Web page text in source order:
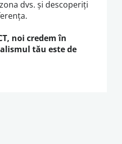
dvs. și descoperiți
noi credem în
tău este de